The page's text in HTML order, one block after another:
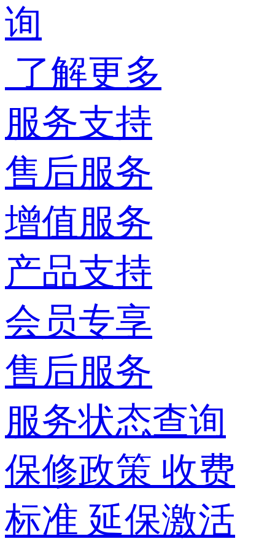
询
了解更多
服务支持
售后服务
增值服务
产品支持
会员专享
售后服务
服务状态查询
保修政策 收费
标准 延保激活